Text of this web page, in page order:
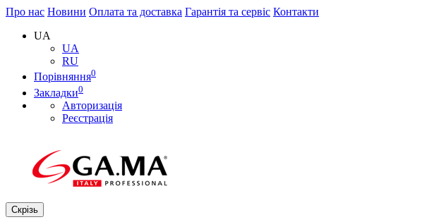
Про нас Новини Оплата та доставка Гарантія та сервіс Контакти
UA
UA
RU
Порівняння0
Закладки0
Авторизація
Реєстрація
Скрізь